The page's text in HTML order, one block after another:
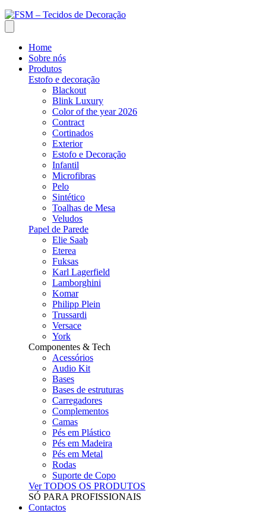
Home
Sobre nós
Produtos
Estofo e decoração
Blackout
Blink Luxury
Color of the year 2026
Contract
Cortinados
Exterior
Estofo e Decoração
Infantil
Microfibras
Pelo
Sintético
Toalhas de Mesa
Veludos
Papel de Parede
Elie Saab
Eterea
Fuksas
Karl Lagerfield
Lamborghini
Komar
Philipp Plein
Trussardi
Versace
York
Componentes & Tech
Acessórios
Audio Kit
Bases
Bases de estruturas
Carregadores
Complementos
Camas
Pés em Plástico
Pés em Madeira
Pés em Metal
Rodas
Suporte de Copo
Ver TODOS OS PRODUTOS
SÓ PARA PROFISSIONAIS
Contactos